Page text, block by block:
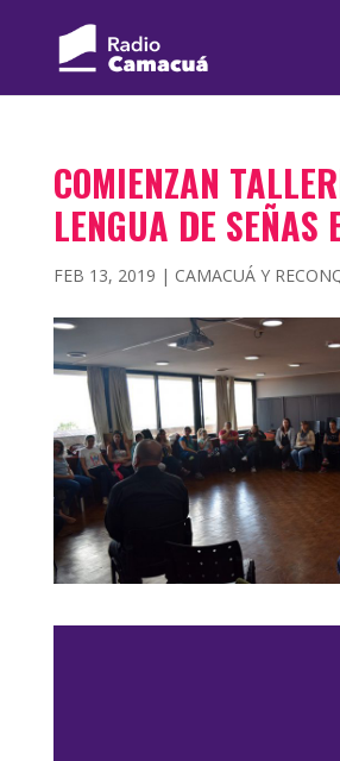
COMIENZAN
LENGUA DE SEÑAS
FEB 13, 2019 | CAMACUÁ Y